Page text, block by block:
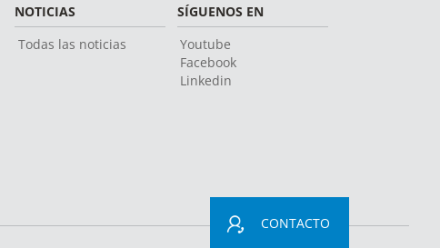
CONTACTO
NOTICIAS
Todas las noticias
SÍGUENOS EN
Youtube
Facebook
Linkedin